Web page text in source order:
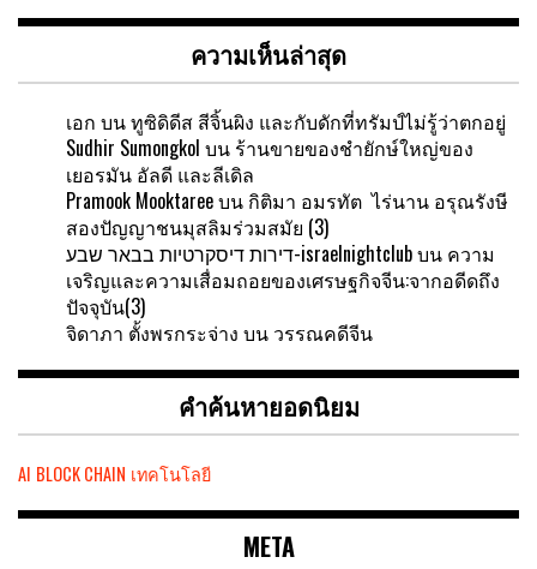
ความเห็นล่าสุด
เอก บนทูซิดิดีส สีจิ้นผิง และกับดักที่ทรัมป์ไม่รู้ว่าตกอยู่
Sudhir Sumongkol บน ร้านขายของชำยักษ์ใหญ่ของ
เยอรมัน อัลดี และลีเดิล
Pramook Mooktareeบน กิติมา อมรทัต ไร่นาน อรุณรังษี
สองปัญญาชนมุสลิมร่วมสมัย (3)
דירות דיסקרטיות בבאר שבע-israelnightclubบน ความ
เจริญและความเสื่อมถอยของเศรษฐกิจจีน:จากอดีดถึง
ปัจจุบัน(3)
จิดาภา ตั้งพรกระจ่าง บน วรรณคดีจีน
คำค้นหายอดนิยม
AI BLOCK CHAIN เทคโนโลยี
META